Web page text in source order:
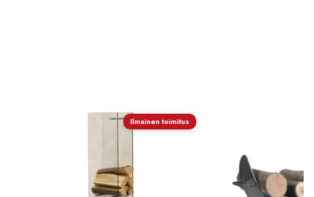
Ilmainen toimitus